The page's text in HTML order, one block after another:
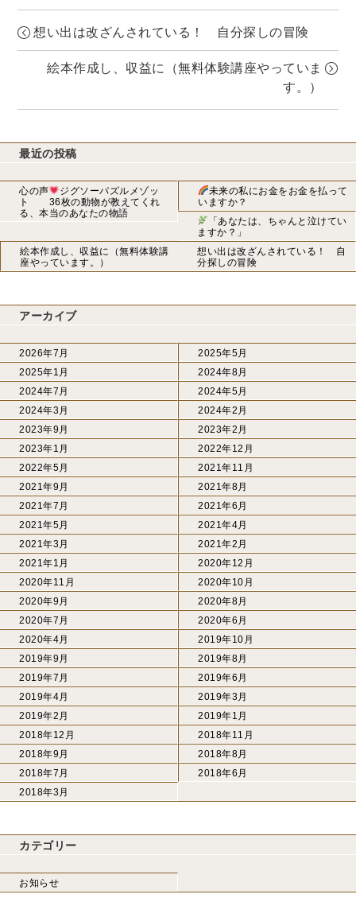
想い出は改ざんされている！ 自分探しの冒険
絵本作成し、収益に（無料体験講座やっていま
す。）
最近の投稿
心の声
ジグソーパズルメゾッ
ト 36枚の動物が教えてくれ
る、本当のあなたの物語
未来の私にお金をお金を払って
いますか？
「あなたは、ちゃんと泣けてい
ますか？」
絵本作成し、収益に（無料体験講
座やっています。）
想い出は改ざんされている！ 自
分探しの冒険
アーカイブ
2026年7月
2025年5月
2025年1月
2024年8月
2024年7月
2024年5月
2024年3月
2024年2月
2023年9月
2023年2月
2023年1月
2022年12月
2022年5月
2021年11月
2021年9月
2021年8月
2021年7月
2021年6月
2021年5月
2021年4月
2021年3月
2021年2月
2021年1月
2020年12月
2020年11月
2020年10月
2020年9月
2020年8月
2020年7月
2020年6月
2020年4月
2019年10月
2019年9月
2019年8月
2019年7月
2019年6月
2019年4月
2019年3月
2019年2月
2019年1月
2018年12月
2018年11月
2018年9月
2018年8月
2018年7月
2018年6月
2018年3月
カテゴリー
お知らせ